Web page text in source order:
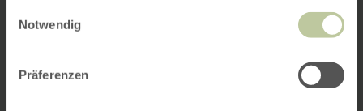
Notwendig
Präferenzen